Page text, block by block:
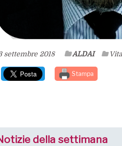
settembre 2018 ALDAI
Stampa
della settimana